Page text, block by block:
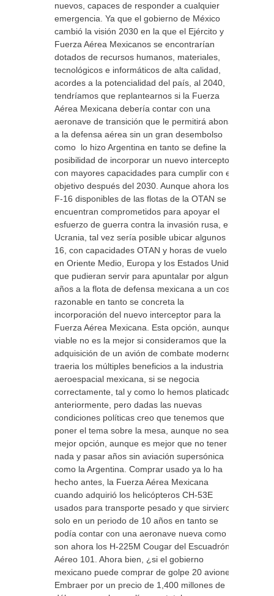
nuevos, capaces de responder a cualquier
emergencia. Ya que el gobierno de México
cambió la visión 2030 en la que el Ejército y
Fuerza Aérea Mexicanos se encontrarían
dotados de recursos humanos, materiales,
tecnológicos e informáticos de alta calidad,
acordes a la potencialidad del país, al 2040,
tendríamos que replantearnos si la Fuerza
Aérea Mexicana debería contar con una
aeronave de transición que le permitirá abonar
a la defensa aérea sin un gran desembolso
como lo hizo Argentina en tanto se define la
posibilidad de incorporar un nuevo interceptor
con mayores capacidades para cumplir con el
objetivo después del 2030. Aunque ahora los
F-16 disponibles de las flotas de la OTAN se
encuentran comprometidos para apoyar el
esfuerzo de guerra contra la invasión rusa, en
Ucrania, tal vez sería posible ubicar algunos F-
16, con capacidades OTAN y horas de vuelo
en Oriente Medio, Europa y los Estados Unidos
que pudieran servir para apuntalar por algunos
años a la flota de defensa mexicana a un costo
razonable en tanto se concreta la
incorporación del nuevo interceptor para la
Fuerza Aérea Mexicana. Esta opción, aunque
viable no es la mejor si consideramos que la
adquisición de un avión de combate moderno
traeria los múltiples beneficios a la industria
aeroespacial mexicana, si se negocia
correctamente, tal y como lo hemos platicado
anteriormente, pero dadas las nuevas
condiciones políticas creo que tenemos que
poner el tema sobre la mesa, aunque no sea la
mejor opción, aunque es mejor que no tener
nada y pasar años sin aviación supersónica
como la Argentina. Comprar usado ya lo ha
hecho antes, la Fuerza Aérea Mexicana
cuando adquirió los helicópteros CH-53E
usados para transporte pesado y que sirvieron
solo en un periodo de 10 años en tanto se
podía contar con una aeronave nueva como lo
son ahora los H-225M Cougar del Escuadrón
Aéreo 101. Ahora bien, ¿si el gobierno
mexicano puede comprar de golpe 20 aviones
Embraer por un precio de 1,400 millones de